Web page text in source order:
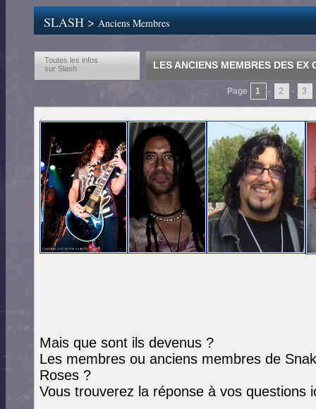
SLASH >Anciens Membres
Toutes les infos
sur Slash
LES ANCIENS MEMBRES DES EX
Page 1 - 2 - 3
Mais que sont ils devenus ?
Les membres ou anciens membres de
Roses ?
Vous trouverez la réponse à vos questions